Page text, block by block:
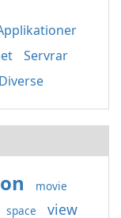
Servrar
Diverse
movie
space view